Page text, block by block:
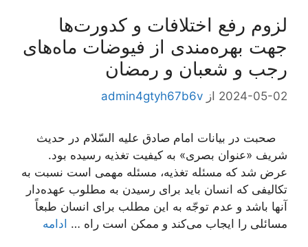
لزوم رفع اختلافات و کدورت‌ها
جهت بهره‌مندی از فیوضات ماه‌های
رجب و شعبان و رمضان
2024-05-02 از admin4gtyh67b6v
صحبت در بیانات امام صادق علیه السّلام در حدیث
شریف «عنوان بصری» به كیفیت تغذیه رسیده بود.
عرض شد كه مسئله تغذیه، مسئله مهمی است نسبت به
تكالیفی كه انسان باید برای رسیدن به مطلوب عهده‌دار
آنها باشد و عدم توجّه به این مطلب برای انسان طبعاً
مسائلی را ایجاب می‌كند و ممكن است راه … ادامه